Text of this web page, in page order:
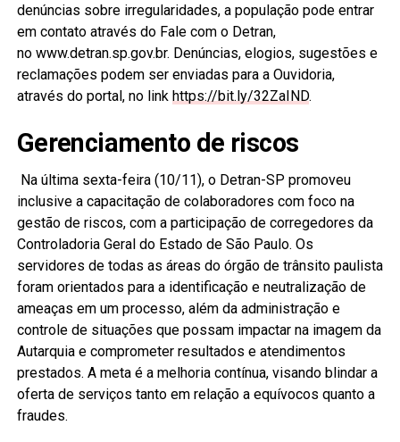
denúncias sobre irregularidades, a população pode entrar
em contato através do Fale com o Detran,
no www.detran.sp.gov.br. Denúncias, elogios, sugestões e
reclamações podem ser enviadas para a Ouvidoria,
através do portal, no link https://bit.ly/32ZaIND.
Gerenciamento de riscos
Na última sexta-feira (10/11), o Detran-SP promoveu
inclusive a capacitação de colaboradores com foco na
gestão de riscos, com a participação de corregedores da
Controladoria Geral do Estado de São Paulo. Os
servidores de todas as áreas do órgão de trânsito paulista
foram orientados para a identificação e neutralização de
ameaças em um processo, além da administração e
controle de situações que possam impactar na imagem da
Autarquia e comprometer resultados e atendimentos
prestados. A meta é a melhoria contínua, visando blindar a
oferta de serviços tanto em relação a equívocos quanto a
fraudes.